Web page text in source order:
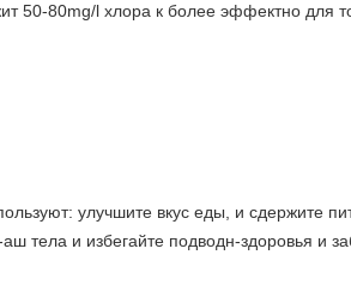
50-80mg/l хлора к более эффектно для
улучшите вкус еды, и сдержите
тела и избегайте подводн-здоровья и